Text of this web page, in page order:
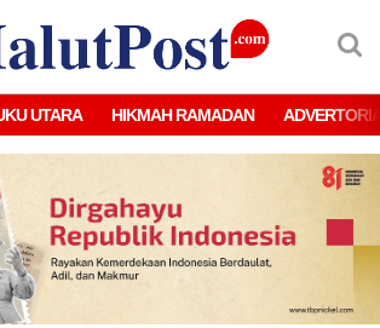
UTARA HIKMAH RAMADAN